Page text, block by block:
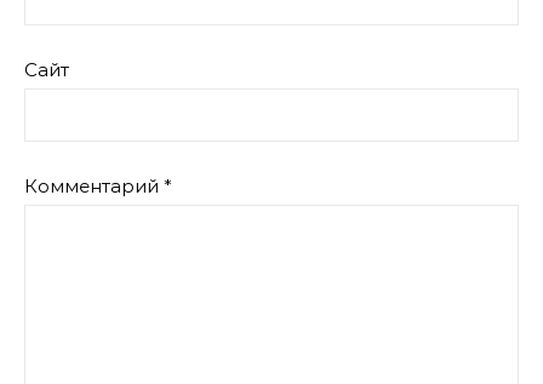
Сайт
Комментарий *